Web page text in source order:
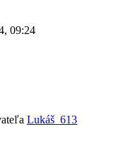
09:24
Lukáš_613